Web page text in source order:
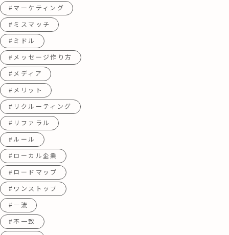
#マーケティング
#ミスマッチ
#ミドル
#メッセージ作り方
#メディア
#メリット
#リクルーティング
#リファラル
#ルール
#ローカル企業
#ロードマップ
#ワンストップ
#一流
#不一致